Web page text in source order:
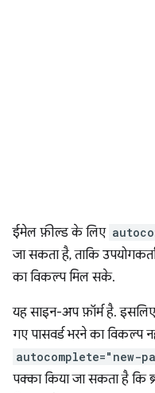
ईमेल फ़ील्ड के लिए
जा सकता है, ताकि
का विकल्प मिल सके.
यह साइन-अप फ़ॉर्म है.
गए पासवर्ड भरने का विकल्प
autocomplete="new-
पक्का किया जा सकता है कि